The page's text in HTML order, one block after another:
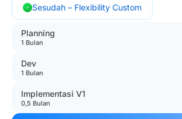
Sesudah – Flexibility Custom
Planning
1 Bulan
Dev
1 Bulan
Implementasi V1
0,5 Bulan